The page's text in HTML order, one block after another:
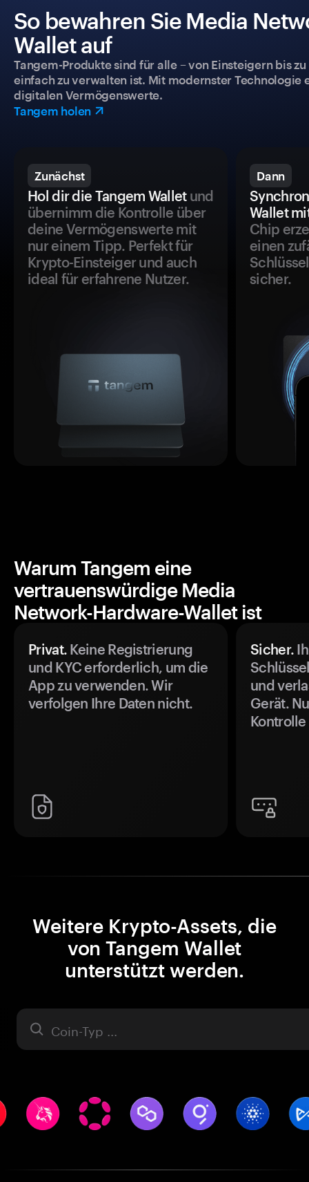
So bewahren Sie Media
Wallet auf
Tangem-Produkte sind für alle – von Einsteigern bis
einfach zu verwalten ist. Mit modernster
digitalen Vermögenswerte.
Tangem holen
Zunächst
Hol dir die Tangem Walletund
übernimm die Kontrolle über
deine Vermögenswerte mit
nur einem Tipp. Perfekt für
Krypto-Einsteiger und auch
ideal für erfahrene Nutzer.
Dann
Wallet
Chip
einen
sicher.
Warum Tangem eine
vertrauenswürdige Media
Network-Hardware-Wallet ist
Privat. Keine Registrierung
und KYC erforderlich, um die
App zu verwenden. Wir
verfolgen Ihre Daten nicht.
Sicher.
und
Gerät.
Weitere Krypto-Assets, die
von Tangem Wallet
unterstützt werden.
Asset